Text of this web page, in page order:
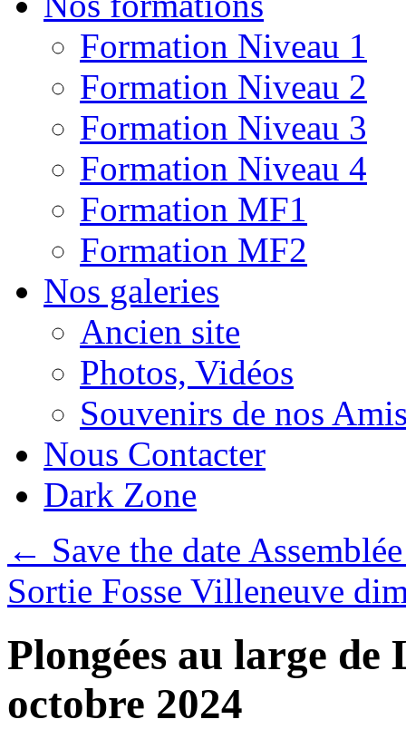
Formation Niveau 1
Formation Niveau 2
Formation Niveau 3
Formation Niveau 4
Formation MF1
Formation MF2
Nos galeries
Ancien site
Photos, Vidéos
Souvenirs de nos
Nous Contacter
Dark Zone
← Save the date
Sortie Fosse Villeneuve
Plongées au large de
octobre 2024